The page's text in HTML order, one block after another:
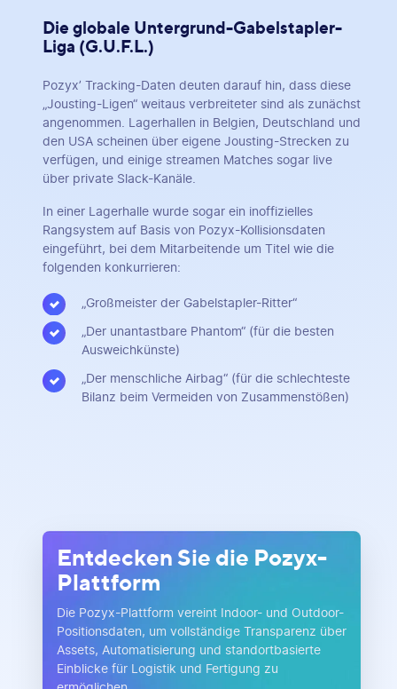
Die globale Untergrund-Gabelstapler-
Liga (G.U.F.L.)
Pozyx’ Tracking-Daten deuten darauf hin, dass diese
„Jousting-Ligen“ weitaus verbreiteter sind als zunächst
angenommen. Lagerhallen in Belgien, Deutschland und
den USA scheinen über eigene Jousting-Strecken zu
verfügen, und einige streamen Matches sogar live
über private Slack-Kanäle.
In einer Lagerhalle wurde sogar ein inoffizielles
Rangsystem auf Basis von Pozyx-Kollisionsdaten
eingeführt, bei dem Mitarbeitende um Titel wie die
folgenden konkurrieren:
„Großmeister der Gabelstapler-Ritter“
„Der unantastbare Phantom“ (für die besten
Ausweichkünste)
„Der menschliche Airbag“ (für die schlechteste
Bilanz beim Vermeiden von Zusammenstößen)
Entdecken Sie die Pozyx-
Plattform
Die Pozyx-Plattform vereint Indoor- und Outdoor-
Positionsdaten, um vollständige Transparenz über
Assets, Automatisierung und standortbasierte
Einblicke für Logistik und Fertigung zu